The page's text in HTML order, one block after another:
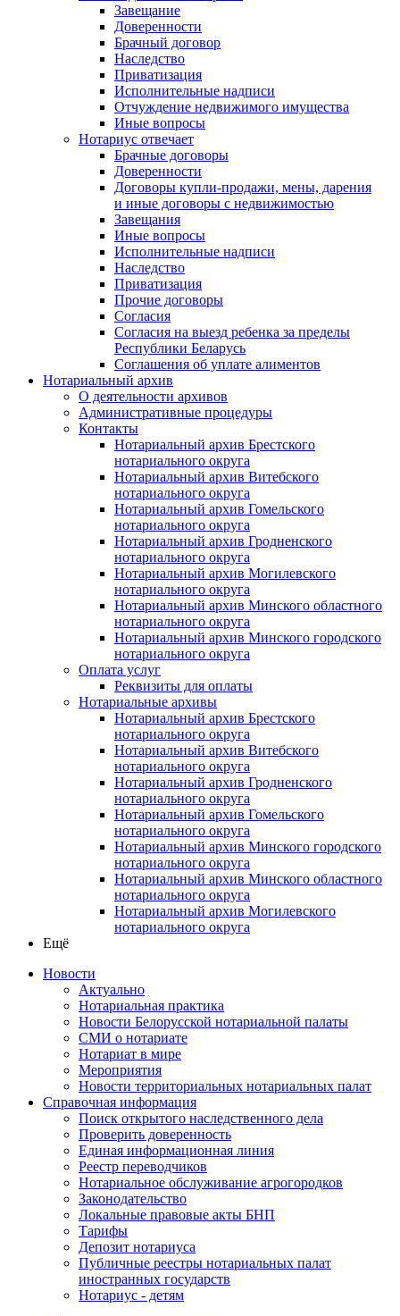
Завещание
Доверенности
Брачный договор
Наследство
Приватизация
Исполнительные надписи
Отчуждение недвижимого имущества
Иные вопросы
Нотариус отвечает
Брачные договоры
Доверенности
Договоры купли-продажи, мены, дарения
и иные договоры с недвижимостью
Завещания
Иные вопросы
Исполнительные надписи
Наследство
Приватизация
Прочие договоры
Согласия
Согласия на выезд ребенка за пределы
Республики Беларусь
Соглашения об уплате алиментов
Нотариальный архив
О деятельности архивов
Административные процедуры
Контакты
Нотариальный архив Брестского
нотариального округа
Нотариальный архив Витебского
нотариального округа
Нотариальный архив Гомельского
нотариального округа
Нотариальный архив Гродненского
нотариального округа
Нотариальный архив Могилевского
нотариального округа
Нотариальный архив Минского областного
нотариального округа
Нотариальный архив Минского городского
нотариального округа
Оплата услуг
Реквизиты для оплаты
Нотариальные архивы
Нотариальный архив Брестского
нотариального округа
Нотариальный архив Витебского
нотариального округа
Нотариальный архив Гродненского
нотариального округа
Нотариальный архив Гомельского
нотариального округа
Нотариальный архив Минского городского
нотариального округа
Нотариальный архив Минского областного
нотариального округа
Нотариальный архив Могилевского
нотариального округа
Ещё
Новости
Актуально
Нотариальная практика
Новости Белорусской нотариальной палаты
СМИ о нотариате
Нотариат в мире
Мероприятия
Новости территориальных нотариальных палат
Справочная информация
Поиск открытого наследственного дела
Проверить доверенность
Единая информационная линия
Реестр переводчиков
Нотариальное обслуживание агрогородков
Законодательство
Локальные правовые акты БНП
Тарифы
Депозит нотариуса
Публичные реестры нотариальных палат
иностранных государств
Нотариус - детям